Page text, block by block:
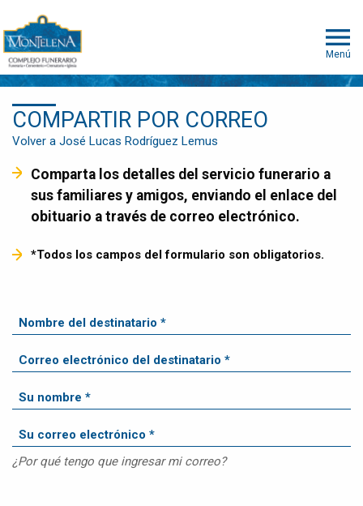
Menú
COMPARTIR POR CORREO
Volver a José Lucas Rodríguez Lemus
Comparta los detalles del servicio funerario a
sus familiares y amigos, enviando el enlace del
obituario a través de correo electrónico.
*Todos los campos del formulario son obligatorios.
¿Por qué tengo que ingresar mi correo?